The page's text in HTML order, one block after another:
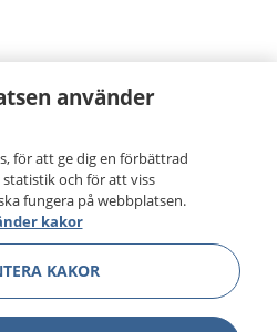
använder
för att ge dig en förbättrad
och för att viss
fungera på webbplatsen.
kakor
KAKOR